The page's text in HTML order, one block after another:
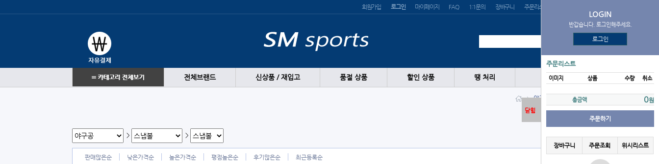
회원가입 로그인 마이페이지 FAQ 1:1문의 장바구니 주문리스트
전체브랜드 신상품 / 재입고 품절 상품 할인 상품 땡 처리
야구공 스냅볼
LOGIN
반갑습니다. 로그인해주세요.
로그인
주문리스트
이미지 상품 수량 취소
총금액 0원
주문하기
장바구니 주문조회 위시리스트
닫힘
> >
판매많은순 낮은가격순 높은가격순 평점높은순 후기많은순 최근등록순